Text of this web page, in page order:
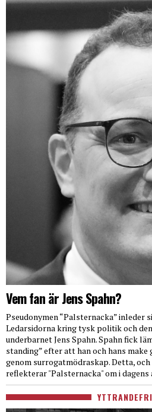
Vem fan är Jens Spahn?
Pseudonymen “Palsternacka” inleder
Ledarsidorna kring tysk politik och
underbarnet Jens Spahn. Spahn fick
standing” efter att han och hans
genom surrogatmödraskap. Detta,
reflekterar "Palsternacka" om i